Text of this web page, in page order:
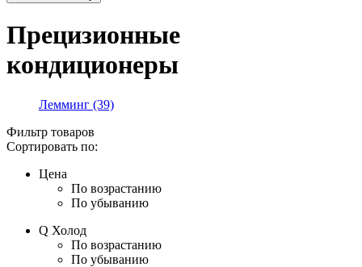
Прецизионные
кондиционеры
Лемминг (39)
Фильтр товаров
Сортировать по:
Цена
По возрастанию
По убыванию
Q Холод
По возрастанию
По убыванию